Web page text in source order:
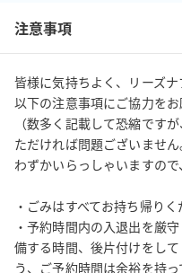
・ビル内全面禁煙です。
・当スペースのモニター・
ただけます（各設備の有無は
確認ください）。なお、無料
ては、ご利用いただけなか
かねますので、予めご了承く
・ごみはすべてお持ち帰りく
だけます。
・予約サイトの操作方法、
請求書・支払）に関する問い
注意事項
皆様に気持ちよく、リーズナ
以下の注意事項にご協力をお
（数多く記載して恐縮です
ただければ問題ございませ
わずかいらっしゃいますので
・ごみはすべてお持ち帰りく
・予約時間内の入退出を厳
備する時間、後片付けをし
う、ご予約時間は余裕を持